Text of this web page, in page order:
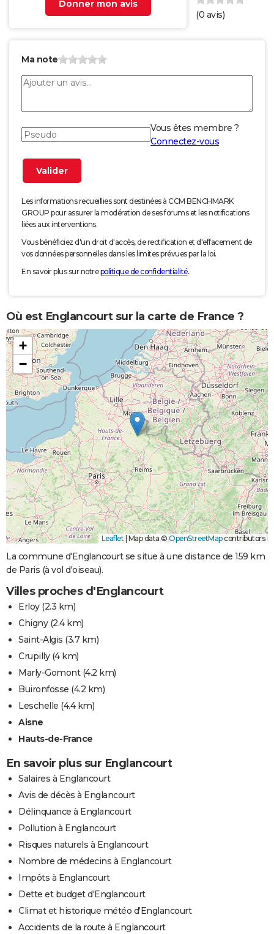
Donner mon avis
(0 avis)
Ma note
Vous êtes membre ?
Connectez-vous
Les informations recueillies sont destinées à CCM BENCHMARK
GROUP pour assurer la modération de ses forums et les notifications
liées aux interventions.
Vous bénéficiez d'un droit d'accès, de rectification et d'effacement de
vos données personnelles dans les limites prévues par la loi.
En savoir plus sur notrepolitique de confidentialité.
Où est Englancourt sur la carte de France ?
+
−
Leaflet Map data ©OpenStreetMapcontributors
La commune d'Englancourt se situe à une distance de 159 km
de Paris (à vol d'oiseau).
Villes proches d'Englancourt
Erloy(2.3 km)
Chigny(2.4 km)
Saint-Algis (3.7 km)
Crupilly(4 km)
Marly-Gomont(4.2 km)
Buironfosse (4.2 km)
Leschelle (4.4 km)
Aisne
Hauts-de-France
En savoir plus sur Englancourt
Salaires à Englancourt
Avis de décès à Englancourt
Délinquance à Englancourt
Pollution à Englancourt
Risques naturels à Englancourt
Nombre de médecins à Englancourt
Impôts à Englancourt
Dette et budget d'Englancourt
Climat et historique météo d'Englancourt
Accidents de la route à Englancourt